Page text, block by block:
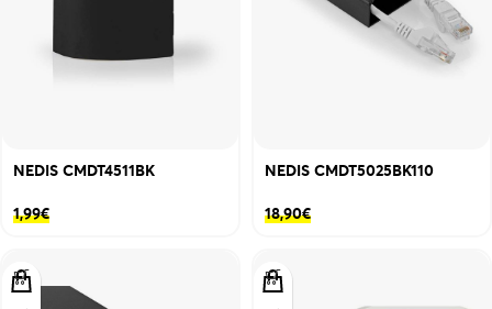
NEDIS CMDT4511BK
1,99€
NEDIS CMDT5025BK110
18,90€